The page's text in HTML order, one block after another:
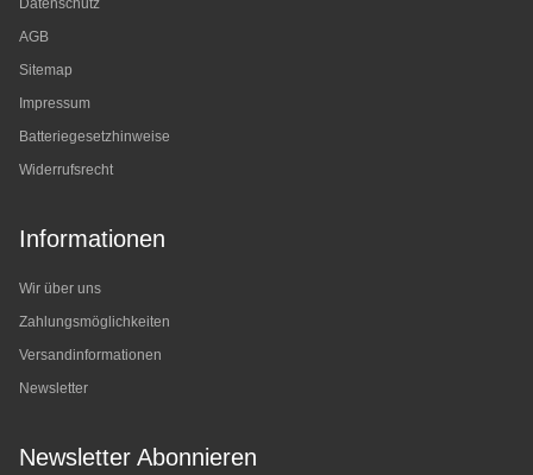
Datenschutz
AGB
Sitemap
Impressum
Batteriegesetzhinweise
Widerrufsrecht
Informationen
Wir über uns
Zahlungsmöglichkeiten
Versandinformationen
Newsletter
Newsletter Abonnieren